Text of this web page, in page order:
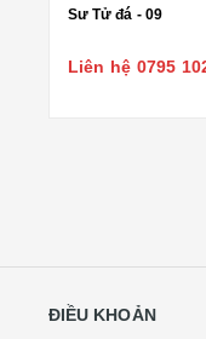
Sư Tử đá - 09
Liên hệ 0795
ĐIỀU KHOẢN